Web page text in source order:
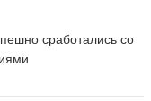
сработались со